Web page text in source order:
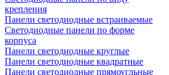
крепления
Панели светодиодные встраиваемые
Светодиодные панели по форме
корпуса
Панели светодиодные круглые
Панели светодиодные квадратные
Панели светодиодные прямоугльные